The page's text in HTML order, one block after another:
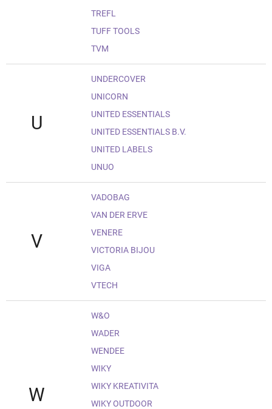
TREFL
TUFF TOOLS
TVM
U
UNDERCOVER
UNICORN
UNITED ESSENTIALS
UNITED ESSENTIALS B.V.
UNITED LABELS
UNUO
V
VADOBAG
VAN DER ERVE
VENERE
VICTORIA BIJOU
VIGA
VTECH
W
W&O
WADER
WENDEE
WIKY
WIKY KREATIVITA
WIKY OUTDOOR